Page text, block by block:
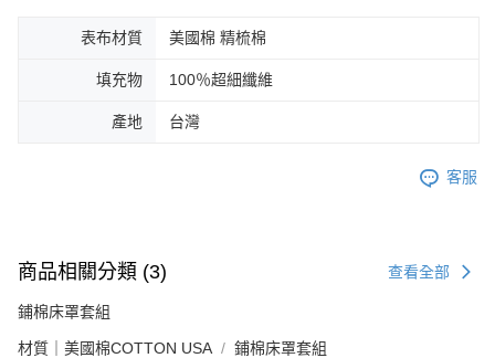
表布材質 美國棉 精梳棉
填充物 100％超細纖維
產地 台灣
客服
商品相關分類 (3) 查看全部
鋪棉床罩套組
材質｜美國棉COTTON USA 鋪棉床罩套組